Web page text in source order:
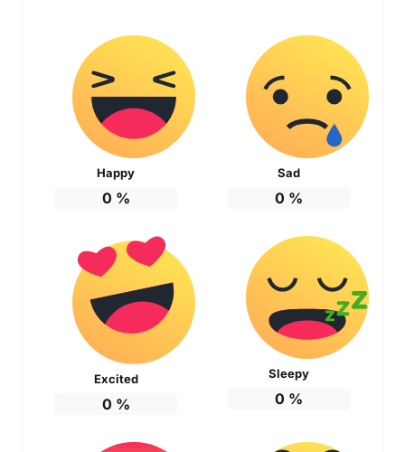
Happy
0 %
Sad
0 %
Excited
0 %
Sleepy
0 %